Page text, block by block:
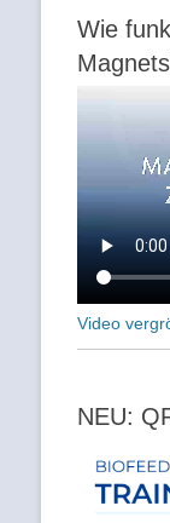
Wie
Video
NEU: